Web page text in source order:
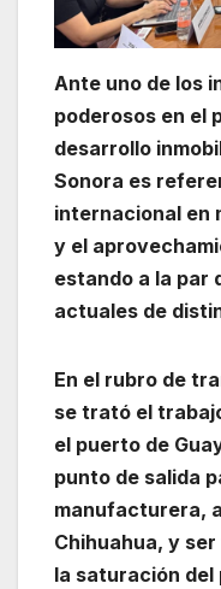
Ante uno de los
poderosos en el
desarrollo
Sonora es
internacional en
y el
estando a la par
actuales de
En el rubro de
se trató el
el puerto de
punto de salida
manufacturera,
Chihuahua, y
la saturación del